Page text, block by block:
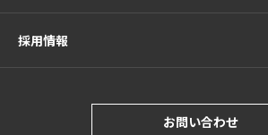
採用情報
お問い合わせ